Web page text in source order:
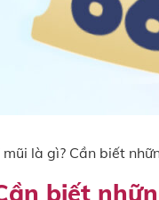
mũi là gì? Cần biết
biết